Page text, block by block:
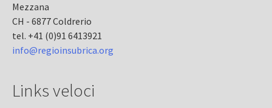
Mezzana
CH - 6877 Coldrerio
tel. +41 (0)91 6413921
info@regioinsubrica.org
Links veloci